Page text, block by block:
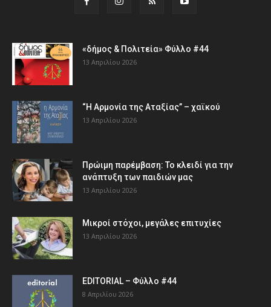
«δήμος & Πολιτεία» Φύλλο #44
13 Απριλίου 2026
“Η Αρμονία της Αταξίας” – χαϊκού
13 Απριλίου 2026
Πρώιμη παρέμβαση: Το κλειδί για την
ανάπτυξη των παιδιών µας
13 Απριλίου 2026
Μικροί στόχοι, μεγάλες επιτυχίες
13 Απριλίου 2026
EDITORIAL – Φύλλο #44
8 Απριλίου 2026